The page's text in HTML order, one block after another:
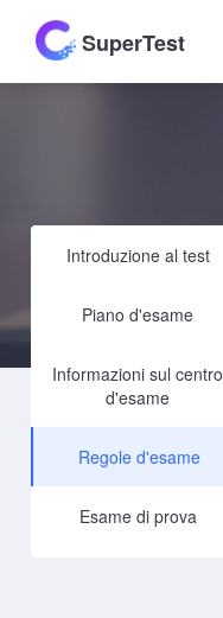
SuperTest
Introduzione al test
Piano d'esame
Informazioni sul centro
d'esame
Regole d'esame
Esame di prova